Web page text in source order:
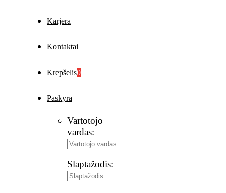
Karjera
Kontaktai
Krepšelis0
Paskyra
Vartotojo
vardas:
Slaptažodis: